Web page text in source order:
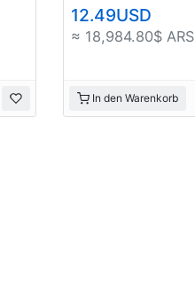
12.49USD
≈ 18,984.80$ ARS
In den Warenkorb